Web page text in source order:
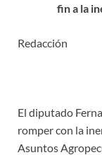
fin a la
Redacción
El diputado
romper con la
Asuntos